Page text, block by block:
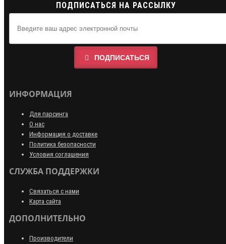
ПОДПИСАТЬСЯ НА РАССЫЛКУ
ПОДПИСАТЬСЯ
ИНФОРМАЦИЯ
Для парсинга
О нас
Информация о доставке
Политика безопасности
Условия соглашения
СЛУЖБА ПОДДЕРЖКИ
Связаться с нами
Карта сайта
ДОПОЛНИТЕЛЬНО
Производители